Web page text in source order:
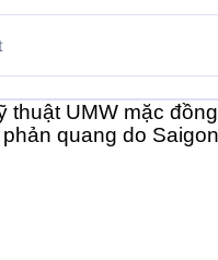
trình Saigon Uniform
Câu hỏi thường gặp